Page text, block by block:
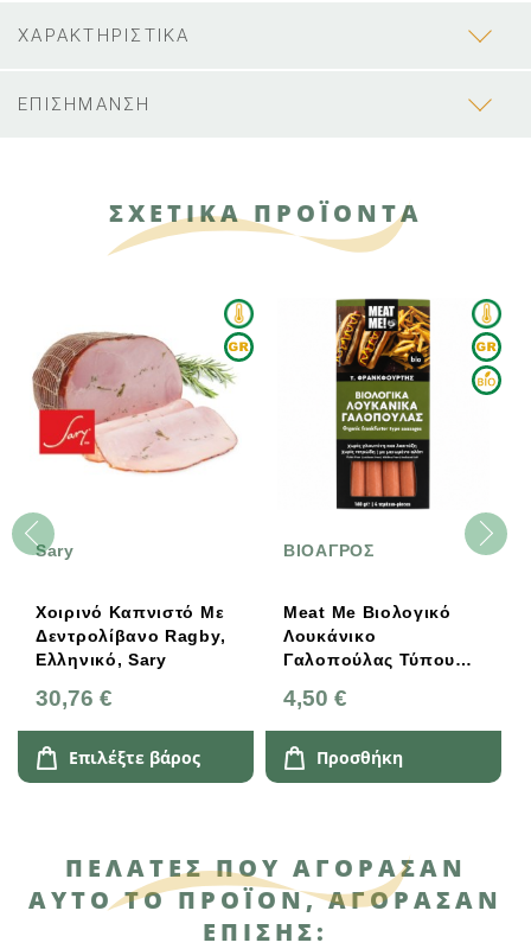
ΧΑΡΑΚΤΗΡΙΣΤΙΚΑ
ΕΠΙΣΗΜΑΝΣΗ
ΣΧΕΤΙΚΑ ΠΡΟΪΟΝΤΑ
Sary
Χοιρινό Καπνιστό Με
Δεντρολίβανο Ragby,
Ελληνικό, Sary
30,76 €
Επιλέξτε βάρος
ΒΙΟΑΓΡΟΣ
Meat Me Βιολογικό
Λουκάνικο
Γαλοπούλας Τύπου
4,50 €
Προσθήκη
ΠΕΛΆΤΕΣ ΠΟΥ ΑΓΌΡΑΣΑΝ
ΑΥΤΌ ΤΟ ΠΡΟΪΌΝ, ΑΓΌΡΑΣΑΝ
ΕΠΊΣΗΣ: